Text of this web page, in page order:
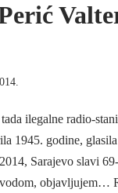
ilegalne radio-
1945. godine,
Sarajevo slavi
objavljujem…